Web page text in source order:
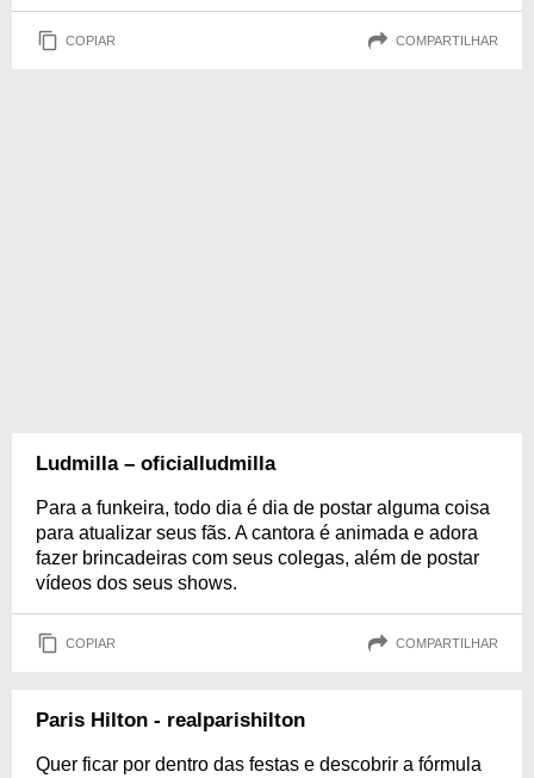
COPIAR COMPARTILHAR
Ludmilla – oficialludmilla
Para a funkeira, todo dia é dia de postar alguma coisa
para atualizar seus fãs. A cantora é animada e adora
fazer brincadeiras com seus colegas, além de postar
vídeos dos seus shows.
COPIAR COMPARTILHAR
Paris Hilton - realparishilton
Quer ficar por dentro das festas e descobrir a fórmula